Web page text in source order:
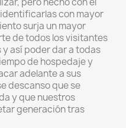
con mayor
surja un mayor
de todos los visitantes
así poder dar a todas
de hospedaje y
adelante a sus
descanso que se
y que nuestros
generación tras